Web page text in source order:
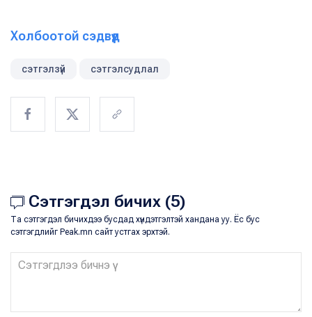
Холбоотой сэдвүүд
сэтгэлзүй сэтгэлсудлал
Сэтгэгдэл бичих (5)
Та сэтгэгдэл бичихдээ бусдад хүндэтгэлтэй хандана уу. Ёс бус
сэтгэгдлийг Peak.mn сайт устгах эрхтэй.